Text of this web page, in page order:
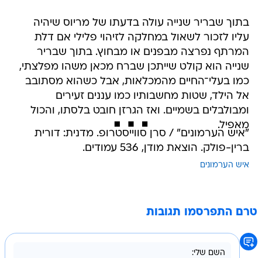
בתוך שבריר שנייה עולה בדעתו של מריוס שיהיה
עליו לזכור לשאול במחלקה לזיהוי פלילי אם דלת
המרתף נפרצה מבפנים או מבחוץ. בתוך שבריר
שנייה הוא קולט שייתכן שברח מכאן משהו מפלצתי,
כמו בעלי־החיים מהמכלאות, אבל כשהוא מסתובב
אל הילד, שטות מחשבותיו כמו עננים זעירים
ומבולבלים בשמיים. ואז הגרזן חובט בלסתו, והכול
מאפיל.
"איש הערמונים" / סרן סווייסטרופ. מדנית: דורית
ברין-פולק. הוצאת מודן, 536 עמודים.
איש הערמונים
טרם התפרסמו תגובות